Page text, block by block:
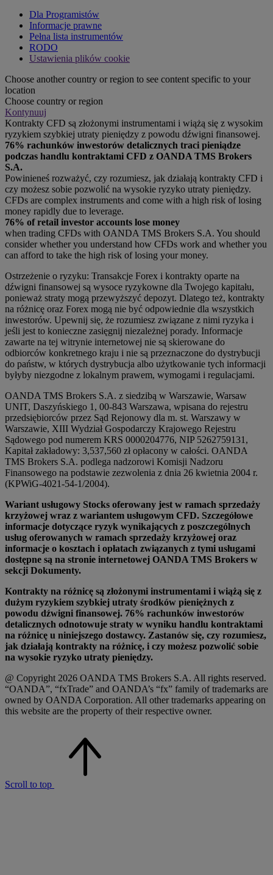
Dla Programistów
Informacje prawne
Pełna lista instrumentów
RODO
Ustawienia plików cookie
Choose another country or region to see content specific to your
location
Choose country or region
Kontynuuj
Kontrakty CFD są złożonymi instrumentami i wiążą się z wysokim
ryzykiem szybkiej utraty pieniędzy z powodu dźwigni finansowej.
76% rachunków inwestorów detalicznych traci pieniądze
podczas handlu kontraktami CFD z OANDA TMS Brokers
S.A.
Powinieneś rozważyć, czy rozumiesz, jak działają kontrakty CFD i
czy możesz sobie pozwolić na wysokie ryzyko utraty pieniędzy.
CFDs are complex instruments and come with a high risk of losing
money rapidly due to leverage.
76% of retail investor accounts lose money
when trading CFDs with OANDA TMS Brokers S.A. You should
consider whether you understand how CFDs work and whether you
can afford to take the high risk of losing your money.
Ostrzeżenie o ryzyku: Transakcje Forex i kontrakty oparte na
dźwigni finansowej są wysoce ryzykowne dla Twojego kapitału,
ponieważ straty mogą przewyższyć depozyt. Dlatego też, kontrakty
na różnicę oraz Forex mogą nie być odpowiednie dla wszystkich
inwestorów. Upewnij się, że rozumiesz związane z nimi ryzyka i
jeśli jest to konieczne zasięgnij niezależnej porady. Informacje
zawarte na tej witrynie internetowej nie są skierowane do
odbiorców konkretnego kraju i nie są przeznaczone do dystrybucji
do państw, w których dystrybucja albo użytkowanie tych informacji
byłyby niezgodne z lokalnym prawem, wymogami i regulacjami.
OANDA TMS Brokers S.A. z siedzibą w Warszawie, Warsaw
UNIT, Daszyńskiego 1, 00-843 Warszawa, wpisana do rejestru
przedsiębiorców przez Sąd Rejonowy dla m. st. Warszawy w
Warszawie, XIII Wydział Gospodarczy Krajowego Rejestru
Sądowego pod numerem KRS 0000204776, NIP 5262759131,
Kapitał zakładowy: 3,537,560 zł opłacony w całości. OANDA
TMS Brokers S.A. podlega nadzorowi Komisji Nadzoru
Finansowego na podstawie zezwolenia z dnia 26 kwietnia 2004 r.
(KPWiG-4021-54-1/2004).
Wariant usługowy Stocks oferowany jest w ramach sprzedaży
krzyżowej wraz z wariantem usługowym CFD. Szczegółowe
informacje dotyczące ryzyk wynikających z poszczególnych
usług oferowanych w ramach sprzedaży krzyżowej oraz
informacje o kosztach i opłatach związanych z tymi usługami
dostępne są na stronie internetowej OANDA TMS Brokers w
sekcji Dokumenty.
Kontrakty na różnicę są złożonymi instrumentami i wiążą się z
dużym ryzykiem szybkiej utraty środków pieniężnych z
powodu dźwigni finansowej. 76% rachunków inwestorów
detalicznych odnotowuje straty w wyniku handlu kontraktami
na różnicę u niniejszego dostawcy. Zastanów się, czy rozumiesz,
jak działają kontrakty na różnicę, i czy możesz pozwolić sobie
na wysokie ryzyko utraty pieniędzy.
@ Copyright 2026 OANDA TMS Brokers S.A. All rights reserved.
“OANDA”, “fxTrade” and OANDA’s “fx” family of trademarks are
owned by OANDA Corporation. All other trademarks appearing on
this website are the property of their respective owner.
Scroll to top